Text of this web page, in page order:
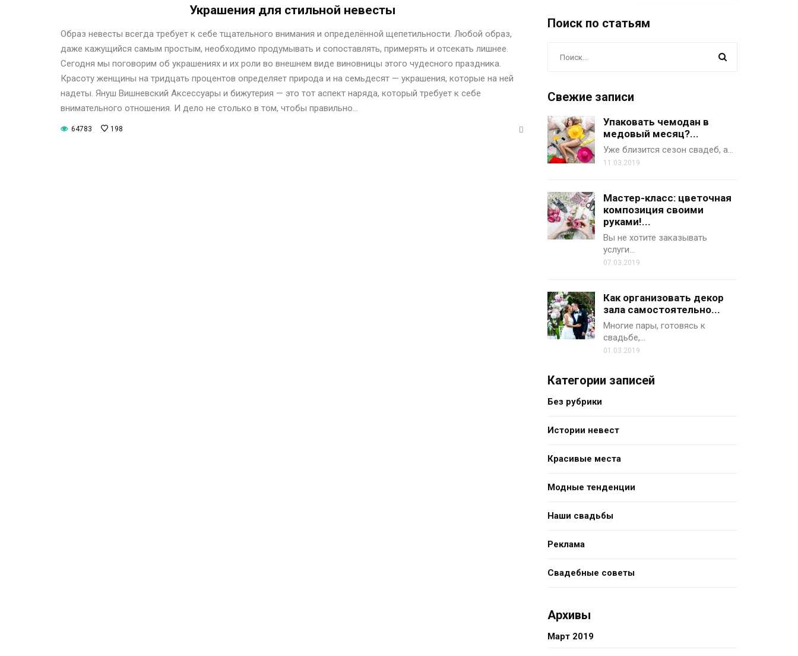
Украшения для стильной невесты
Образ невесты всегда требует к себе тщательного внимания и определённой щепетильности. Любой образ,
даже кажущийся самым простым, необходимо продумывать и сопоставлять, примерять и отсекать лишнее.
Сегодня мы поговорим об украшениях и их роли во внешнем виде виновницы этого чудесного праздника.
Красоту женщины на тридцать процентов определяет природа и на семьдесят — украшения, которые на ней
надеты. Януш Вишневский Аксессуары и бижутерия — это тот аспект наряда, который требует к себе
внимательного отношения. И дело не столько в том, чтобы правильно…
64783 198
Поиск по статьям
Свежие записи
Упаковать чемодан в
медовый месяц?...
Уже близится сезон свадеб, а…
11.03.2019
Мастер-класс: цветочная
композиция своими
руками!...
Вы не хотите заказывать
услуги…
07.03.2019
Как организовать декор
зала самостоятельно...
Многие пары, готовясь к
свадьбе,…
01.03.2019
Категории записей
Без рубрики
Истории невест
Красивые места
Модные тенденции
Наши свадьбы
Реклама
Свадебные советы
Архивы
Март 2019